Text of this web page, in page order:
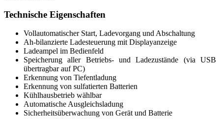
Technische Eigenschaften
Vollautomatischer Start, Ladevorgang und Abschaltung
Ah-bilanzierte Ladesteuerung mit Displayanzeige
Ladeampel im Bedienfeld
Speicherung aller Betriebs- und Ladezustände (via USB
übertragbar auf PC)
Erkennung von Tiefentladung
Erkennung von sulfatierten Batterien
Kühlhausbetrieb wählbar
Automatische Ausgleichsladung
Sicherheitsüberwachung von Gerät und Batterie